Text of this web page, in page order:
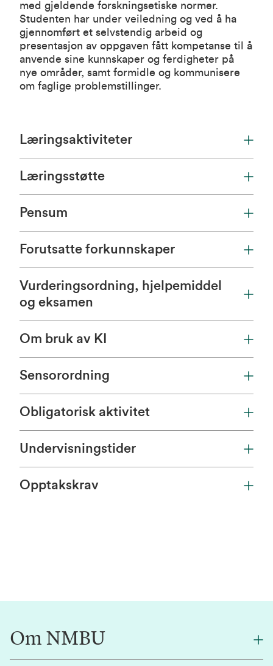
med gjeldende forskningsetiske normer.
Studenten har under veiledning og ved å ha
gjennomført et selvstendig arbeid og
presentasjon av oppgaven fått kompetanse til å
anvende sine kunnskaper og ferdigheter på
nye områder, samt formidle og kommunisere
om faglige problemstillinger.
Læringsaktiviteter
Læringsstøtte
Pensum
Forutsatte forkunnskaper
Vurderingsordning, hjelpemiddel
og eksamen
Om bruk av KI
Sensorordning
Obligatorisk aktivitet
Undervisningstider
Opptakskrav
Om NMBU